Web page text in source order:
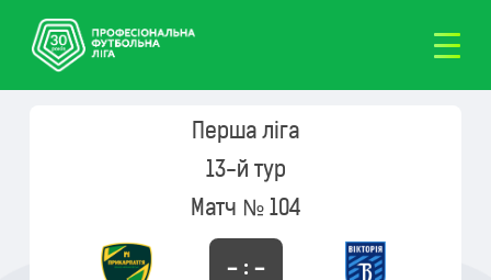
Перша ліга
13-й тур
Матч № 104
– : –